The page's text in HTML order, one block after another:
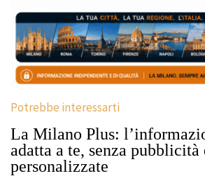
Potrebbe interessarti
La Milano Plus:
adatta a te, senza
personalizzate